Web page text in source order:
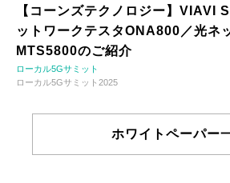
【コーンズテクノロジー】
ットワークテスタONA800／光ネ
MTS5800のご紹介
ローカル5Gサミット
ローカル5Gサミット2025
ホワイトペーパー